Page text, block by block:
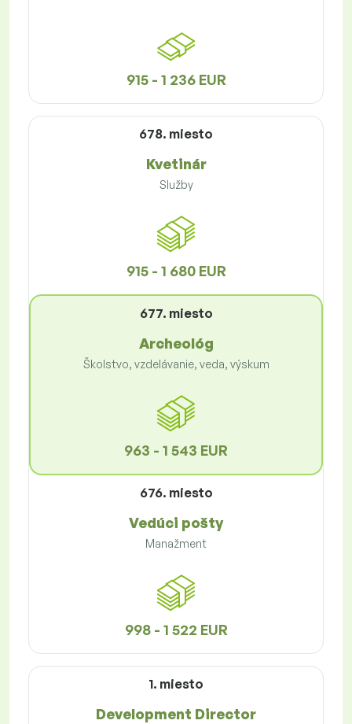
915 - 1 236 EUR
678. miesto
Kvetinár
Služby
915 - 1 680 EUR
677. miesto
Archeológ
Školstvo, vzdelávanie, veda, výskum
963 - 1 543 EUR
676. miesto
Vedúci pošty
Manažment
998 - 1 522 EUR
1. miesto
Development Director